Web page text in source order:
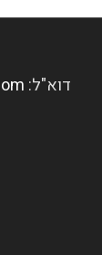
דוא"ל: